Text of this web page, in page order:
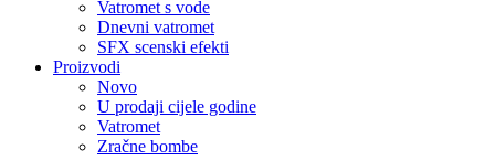
Vatromet s vode
Dnevni vatromet
SFX scenski efekti
Proizvodi
Novo
U prodaji cijele godine
Vatromet
Zračne bombe